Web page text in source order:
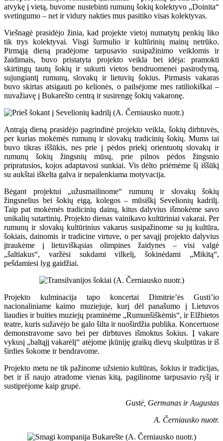
atvykę į vietą, buvome nustebinti rumunų šokių kolektyvo „Doinita“
svetingumo – net ir vidury nakties mus pasitiko visas kolektyvas.
Viešnagė prasidėjo žinia, kad projekte vietoj numatytų penkių liko
tik trys kolektyvai. Visgi šurmulio ir kultūrinių mainų netrūko.
Pirmąją dieną pradėjome tarpusavio susipažinimo veiklomis ir
žaidimais, buvo pristatyta projekto veikla bei idėja: pramokti
skirtingų tautų šokių ir sukurti vietos bendruomenei pasirodymą,
sujungiantį rumunų, slovakų ir lietuvių šokius. Pirmasis vakaras
buvo skirtas atsigauti po kelionės, o pailsėjome mes ratiliokiškai –
nuvažiavę į Bukarešto centrą ir susirengę šokių vakaronę.
Antrąją dieną prasidėjo pagrindinė projekto veikla, šokių dirbtuvės,
per kurias mokėmės rumunų ir slovakų tradicinių šokių. Mums tai
buvo tikras iššūkis, nes prie į pėdos priekį orientuotų slovakų ir
rumunų šokių žingsnių mūsų, prie pilnos pėdos žingsnio
pripratusios, kojos adaptavosi sunkiai. Vis dėlto priėmėme šį iššūkį
su aukštai iškelta galva ir nepalenkiama motyvacija.
Bėgant projektui „užusmailinome“ rumunų ir slovakų šokių
žingsnelius bei šokių eigą, kolegos – mūsiškį Sevelionių kadrilį.
Taip pat mokėmės tradicinių dainų, kitus dalyvius išmokėme savo
unikalių sutartinių. Projekto dienas vainikavo kultūriniai vakarai. Per
rumunų ir slovakų kultūrinius vakarus susipažinome su jų kultūra,
šokiais, dainomis ir tradicine virtuve, o per savąjį projekto dalyvius
įtraukėme į lietuviškąsias olimpines žaidynes – visi valgė
„šaltiakus“, varžėsi sukdami vilkelį, šokinėdami „Mikitą“,
pešdamiesi lyg gaidžiai.
Projekto kulminacija tapo koncertai Dimitrie’ės Gusti’io
nacionaliniame kaimo muziejuje, kurį dėl panašumo į Lietuvos
liaudies ir buities muziejų praminėme „Rumunšiškėmis“, ir Elžbietos
teatre, kuris sužavėjo be galo šilta ir nuoširdžia publika. Koncertuose
demonstravome savo bei per dirbtuves išmoktus šokius. Į vakare
vykusį „baltąjį vakarėlį“ atėjome įkūniję graikų dievų skulptūras ir iš
širdies šokome ir bendravome.
Projekto metu ne tik pažinome užsienio kultūras, šokius ir tradicijas,
bet ir iš naujo atradome vienas kitą, pagilinome tarpusavio ryšį ir
sustiprėjome kaip grupė.
Gustė, Germanas ir Augustas
A. Černiausko nuotr.